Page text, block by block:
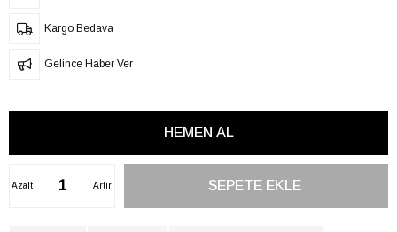
Kargo Bedava
Gelince Haber Ver
Artır
Azalt